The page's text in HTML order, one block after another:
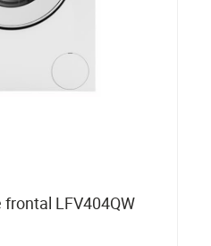
frontal LFV404QW